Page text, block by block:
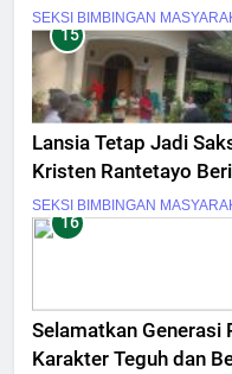
Binaan
SEKSI BIMBINGAN
15
Lansia Tetap Jadi
Kristen Rantetayo
SEKSI BIMBINGAN
16
Selamatkan Generasi
Karakter Teguh dan